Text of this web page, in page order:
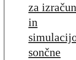
za izračun
in
sončne